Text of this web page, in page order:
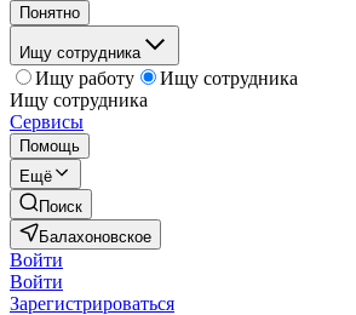
Понятно
Ищу сотрудника
Ищу работу
Ищу сотрудника
Ищу сотрудника
Сервисы
Помощь
Ещё
Поиск
Балахоновское
Войти
Войти
Зарегистрироваться